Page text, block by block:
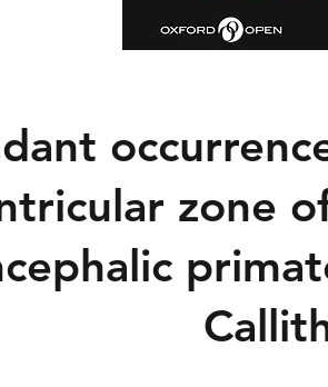
zone